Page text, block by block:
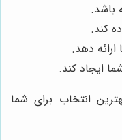
کند.
دهد.
ایجاد کند.
انتخاب برای شما